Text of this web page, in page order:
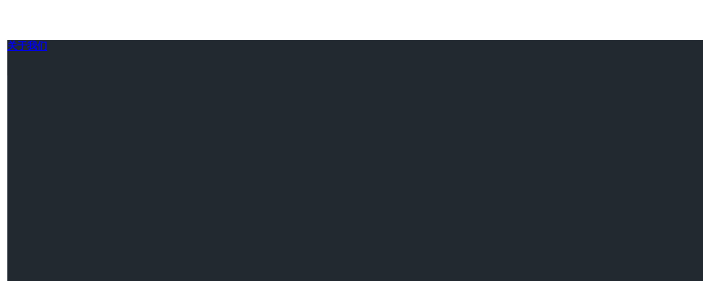
关于我们